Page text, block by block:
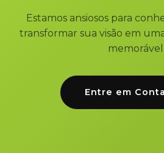
Estamos ansiosos para
transformar sua visão em
memorável.
Entre em